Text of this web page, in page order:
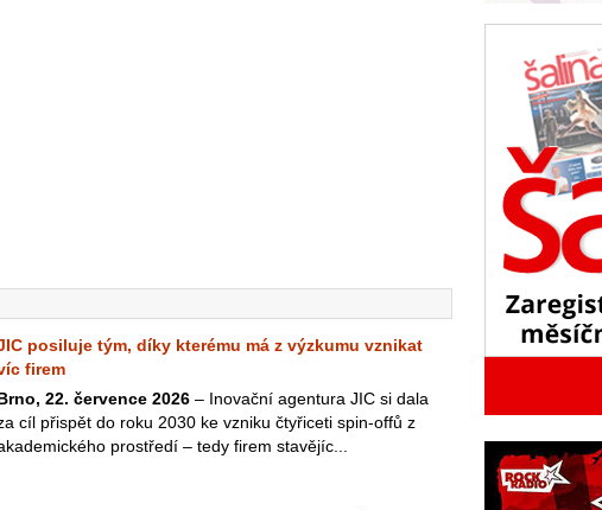
posiluje tým, díky kterému má z výzkumu vznikat
firem
22. července 2026 – Inovační agentura JIC si dala
cíl přispět do roku 2030 ke vzniku čtyřiceti spin-offů z
prostředí – tedy firem stavějíc...